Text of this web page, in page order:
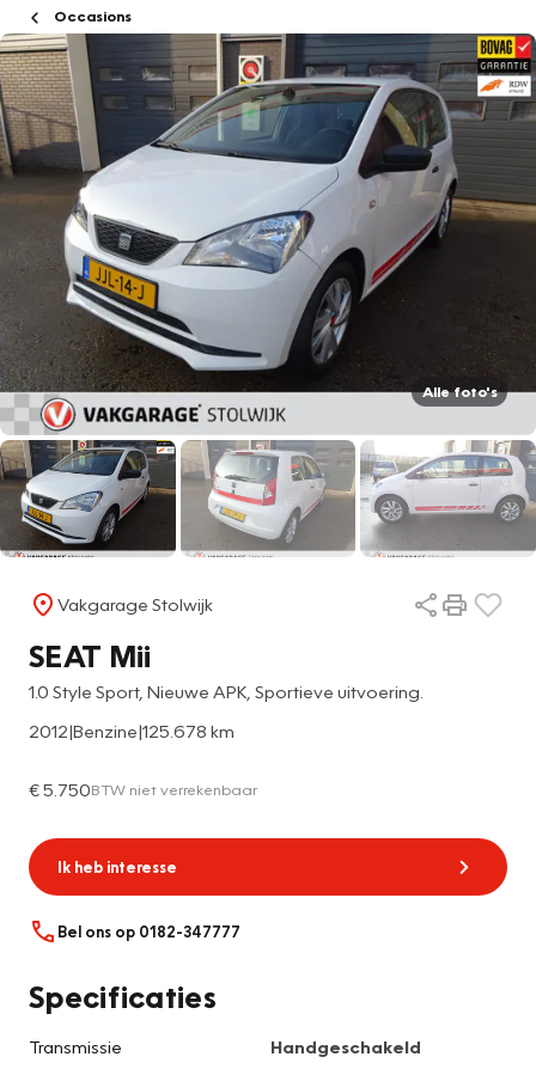
Occasions
Alle foto's
Vakgarage Stolwijk
SEAT Mii
1.0 Style Sport, Nieuwe APK, Sportieve uitvoering.
2012|Benzine|125.678 km
€ 5.750BTW niet verrekenbaar
Ik heb interesse
Bel ons op 0182-347777
Specificaties
Transmissie
Handgeschakeld